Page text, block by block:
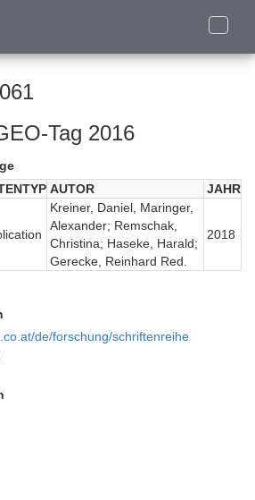
Toggle
Tag 2016
AUTOR JAHR
Kreiner, Daniel, Maringer,
Alexander; Remschak,
Christina; Haseke, Harald;
Gerecke, Reinhard Red.
2018
de/forschung/schriftenreihe